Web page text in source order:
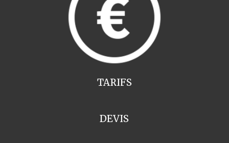
TARIFS
DEVIS